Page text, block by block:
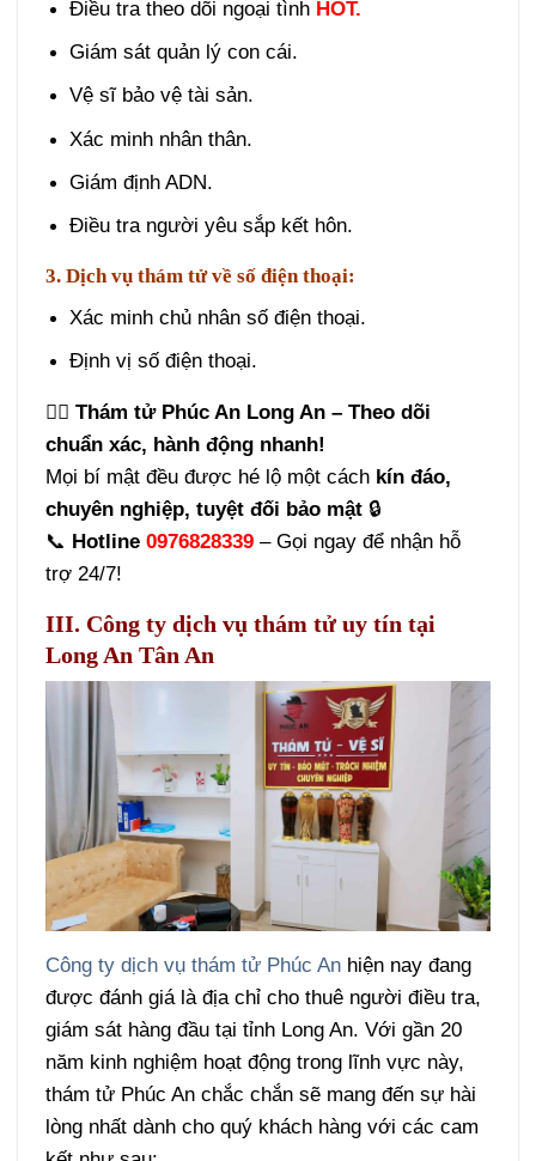
Điều tra theo dõi ngoại tình HOT.
Giám sát quản lý con cái.
Vệ sĩ bảo vệ tài sản.
Xác minh nhân thân.
Giám định ADN.
Điều tra người yêu sắp kết hôn.
3. Dịch vụ thám tử về số điện thoại:
Xác minh chủ nhân số điện thoại.
Định vị số điện thoại.
🕵️‍♂️Thám tử Phúc An Long An – Theo dõi
chuẩn xác, hành động nhanh!
Mọi bí mật đều được hé lộ một cách kín đáo,
chuyên nghiệp, tuyệt đối bảo mật 🔒
📞 Hotline0976828339 – Gọi ngay để nhận hỗ
trợ 24/7!
III. Công ty dịch vụ thám tử uy tín tại
Long An Tân An
Công ty dịch vụ thám tử Phúc An hiện nay đang
được đánh giá là địa chỉ cho thuê người điều tra,
giám sát hàng đầu tại tỉnh Long An. Với gần 20
năm kinh nghiệm hoạt động trong lĩnh vực này,
thám tử Phúc An chắc chắn sẽ mang đến sự hài
lòng nhất dành cho quý khách hàng với các cam